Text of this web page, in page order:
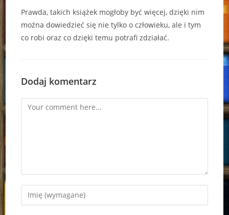
Prawda, takich książek mogłoby być więcej, dzięki nim
można dowiedzieć się nie tylko o człowieku, ale i tym
co robi oraz co dzięki temu potrafi zdziałać.
Dodaj komentarz
Comment
Enter
your